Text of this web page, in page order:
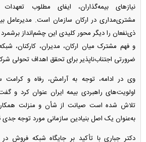
نیاز‌های بیمه‌گذاران، ایفای مطلوب
مشتری‌مداری در ارکان سازمان است. مدیرعامل
ذی‌نفعان را دیگر محور کلیدی این چشم‌انداز
و فهم مشترک میان ارکان، مدیران، کارکنان،
ضرورتی اجتناب‌ناپذیر برای تحقق اهداف تحولی
وی در ادامه، توجه به آرامش، رفاه و کرامت
اولویت‌های راهبردی بیمه ایران عنوان کرد و
تلاش شده است صیانت از شأن و منزلت
به‌عنوان یک اصل بنیادین سازمانی مورد توجه جدی
دکتر جباری با تأکید بر جایگاه شبکه فروش در